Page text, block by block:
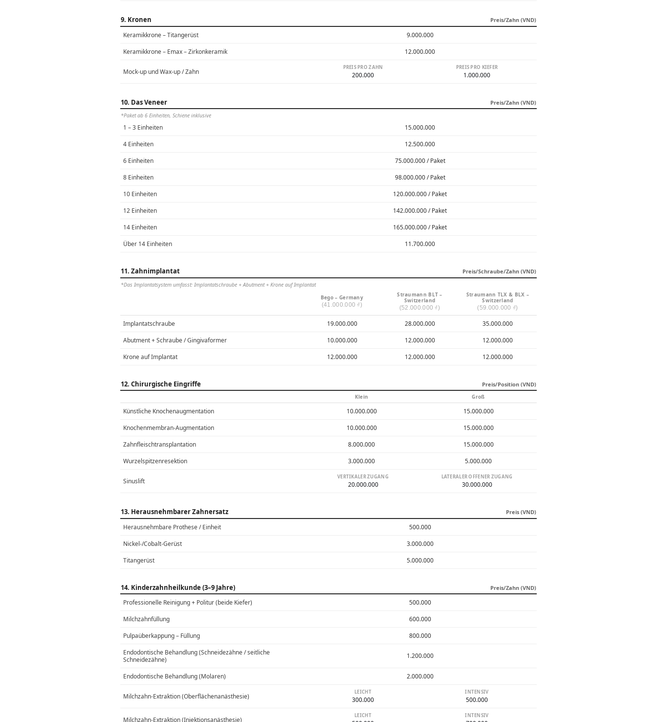
9. Kronen Preis/Zahn (VND)
Keramikkrone – Titangerüst
9.000.000
Keramikkrone – Emax – Zirkonkeramik
12.000.000
Mock-up und Wax-up / Zahn
PREIS PRO ZAHN
200.000
PREIS PRO KIEFER
1.000.000
10. Das Veneer Preis/Zahn (VND)
*Paket ab 6 Einheiten, Schiene inklusive
1 – 3 Einheiten
15.000.000
4 Einheiten
12.500.000
6 Einheiten
75.000.000 / Paket
8 Einheiten
98.000.000 / Paket
10 Einheiten
120.000.000 / Paket
12 Einheiten
142.000.000 / Paket
14 Einheiten
165.000.000 / Paket
Über 14 Einheiten
11.700.000
11. Zahnimplantat Preis/Schraube/Zahn (VND)
*Das Implantatsystem umfasst: Implantatschraube + Abutment + Krone auf Implantat
Bego – Germany
(41.000.000 ₫)
Straumann BLT –
Switzerland
(52.000.000 ₫)
Straumann TLX & BLX –
Switzerland
(59.000.000 ₫)
Implantatschraube 19.000.000 28.000.000
35.000.000
Abutment + Schraube / Gingivaformer
10.000.000 12.000.000
12.000.000
Krone auf Implantat
12.000.000 12.000.000 12.000.000
12. Chirurgische Eingriffe Preis/Position (VND)
Klein Groß
Künstliche Knochenaugmentation 10.000.000
15.000.000
Knochenmembran-Augmentation
10.000.000
15.000.000
Zahnfleischtransplantation
8.000.000
15.000.000
Wurzelspitzenresektion
3.000.000 5.000.000
Sinuslift
VERTIKALER ZUGANG
20.000.000
LATERALER OFFENER ZUGANG
30.000.000
13. Herausnehmbarer Zahnersatz Preis (VND)
Herausnehmbare Prothese / Einheit
500.000
Nickel-/Cobalt-Gerüst
3.000.000
Titangerüst
5.000.000
14. Kinderzahnheilkunde (3–9 Jahre) Preis/Zahn (VND)
Professionelle Reinigung + Politur (beide Kiefer)
500.000
Milchzahnfüllung
600.000
Pulpaüberkappung – Füllung
800.000
Endodontische Behandlung (Schneidezähne / seitliche
Schneidezähne)
1.200.000
Endodontische Behandlung (Molaren) 2.000.000
Milchzahn-Extraktion (Oberflächenanästhesie)
LEICHT
300.000
INTENSIV
500.000
Milchzahn-Extraktion (Injektionsanästhesie)
LEICHT INTENSIV